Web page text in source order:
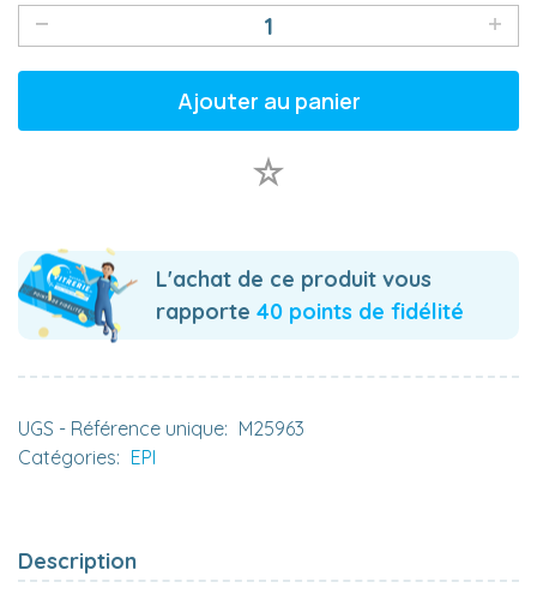
Ajouter au panier
L'achat de ce produit vous
rapporte 40 points de fidélité
UGS - Référence unique: M25963
Catégories: EPI
Description